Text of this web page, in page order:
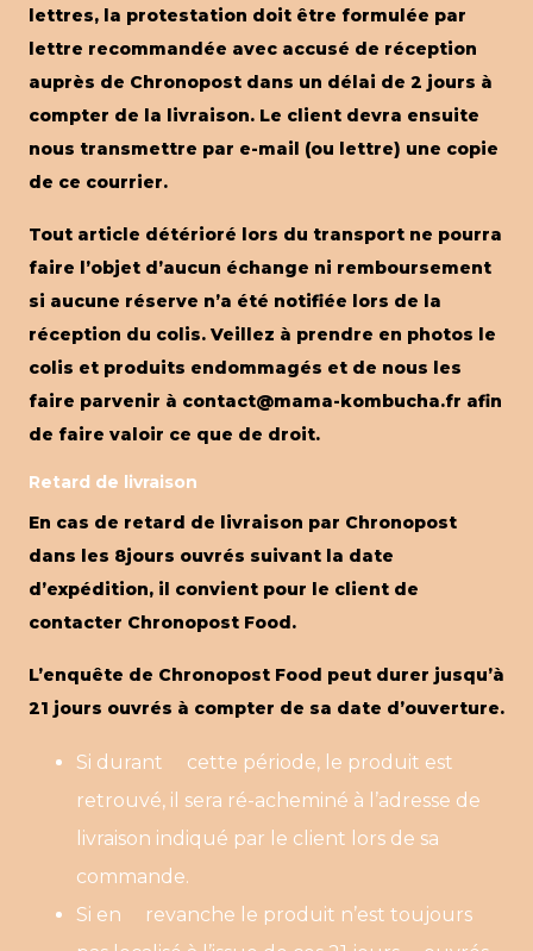
lettres, la protestation doit être formulée par
lettre recommandée avec accusé de réception
auprès de Chronopost dans un délai de 2 jours à
compter de la livraison. Le client devra ensuite
nous transmettre par e-mail (ou lettre) une copie
de ce courrier.
Tout article détérioré lors du transport ne pourra
faire l’objet d’aucun échange ni remboursement
si aucune réserve n’a été notifiée lors de la
réception du colis. Veillez à prendre en photos le
colis et produits endommagés et de nous les
faire parvenir à contact@mama-kombucha.fr afin
de faire valoir ce que de droit.
Retard de livraison
En cas de retard de livraison par Chronopost
dans les 8jours ouvrés suivant la date
d’expédition, il convient pour le client de
contacter Chronopost Food.
L’enquête de Chronopost Food peut durer jusqu’à
21 jours ouvrés à compter de sa date d’ouverture.
Si durant cette période, le produit est
retrouvé, il sera ré-acheminé à l’adresse de
livraison indiqué par le client lors de sa
commande.
Si en revanche le produit n’est toujours